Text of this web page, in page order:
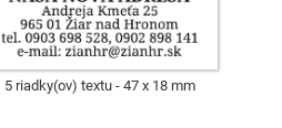
5 riadky(ov) textu 47 x 18 mm